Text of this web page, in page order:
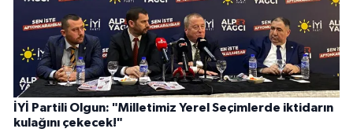
İYİ Partili Olgun: "Milletimiz Yerel Seçimlerde iktidarın
kulağını çekecek!"